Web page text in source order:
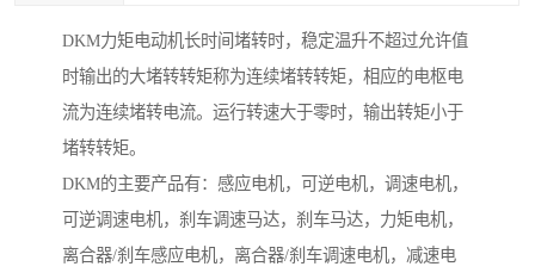
DKM力矩电动机长时间堵转时，稳定温升不超过允许值
时输出的大堵转转矩称为连续堵转转矩，相应的电枢电
流为连续堵转电流。运行转速大于零时，输出转矩小于
堵转转矩。
DKM的主要产品有：感应电机，可逆电机，调速电机，
可逆调速电机，刹车调速马达，刹车马达，力矩电机，
离合器/刹车感应电机，离合器/刹车调速电机，减速电